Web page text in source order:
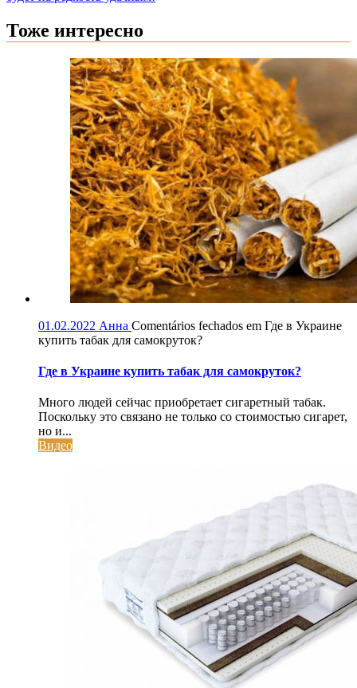
Тоже интересно
01.02.2022 Анна Comentários fechados em Где в Украине
купить табак для самокруток?
Где в Украине купить табак для самокруток?
Много людей сейчас приобретает сигаретный табак.
Поскольку это связано не только со стоимостью сигарет,
но и...
Видео